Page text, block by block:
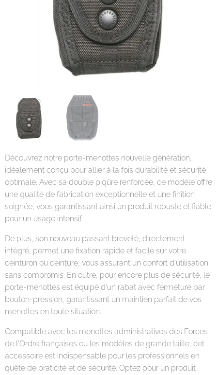
Découvrez notre porte-menottes nouvelle génération,
idéalement conçu pour allier à la fois durabilité et sécurité
optimale. Avec sa double piqûre renforcée, ce modèle offre
une qualité de fabrication exceptionnelle et une finition
soignée, vous garantissant ainsi un produit robuste et fiable
pour un usage intensif.
De plus, son nouveau passant breveté, directement
intégré, permet une fixation rapide et facile sur votre
ceinturon ou ceinture, vous assurant un confort d'utilisation
sans compromis. En outre, pour encore plus de sécurité, le
porte-menottes est équipé d'un rabat avec fermeture par
bouton-pression, garantissant un maintien parfait de vos
menottes en toute situation.
Compatible avec les menottes administratives des Forces
de l'Ordre françaises ou les modèles de grande taille, cet
accessoire est indispensable pour les professionnels en
quête de praticité et de sécurité. Optez pour un produit